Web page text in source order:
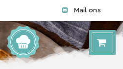
Mail ons